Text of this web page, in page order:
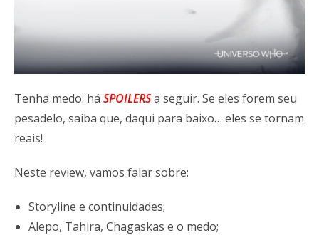
Tenha medo: há SPOILERSa seguir. Se eles forem seu
pesadelo, saiba que, daqui para baixo… eles se tornam
reais!
Neste review, vamos falar sobre:
Storyline e continuidades;
Alepo, Tahira, Chagaskas e o medo;